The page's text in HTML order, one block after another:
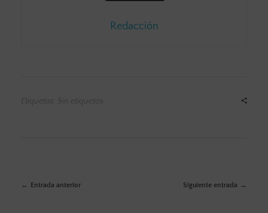
Redacción
Etiquetas: Sin etiquetas
Entrada anterior Siguiente entrada